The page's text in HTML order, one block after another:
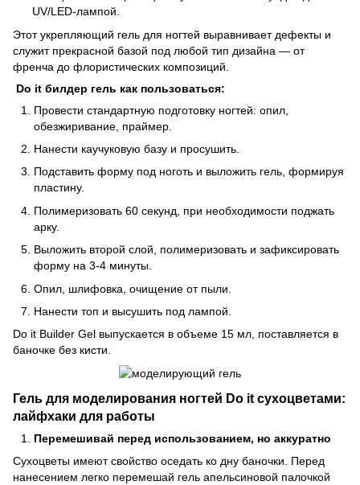
UV/LED-лампой.
Этот укрепляющий гель для ногтей выравнивает дефекты и
служит прекрасной базой под любой тип дизайна — от
френча до флористических композиций.
Do it билдер гель как пользоваться:
Провести стандартную подготовку ногтей: опил,
обезжиривание, праймер.
Нанести каучуковую базу и просушить.
Подставить форму под ноготь и выложить гель, формируя
пластину.
Полимеризовать 60 секунд, при необходимости поджать
арку.
Выложить второй слой, полимеризовать и зафиксировать
форму на 3-4 минуты.
Опил, шлифовка, очищение от пыли.
Нанести топ и высушить под лампой.
Do it Builder Gel выпускается в объеме 15 мл, поставляется в
баночке без кисти.
Гель для моделирования ногтей Do it сухоцветами:
лайфхаки для работы
Перемешивай перед использованием, но аккуратно
Сухоцветы имеют свойство оседать ко дну баночки. Перед
нанесением легко перемешай гель апельсиновой палочкой